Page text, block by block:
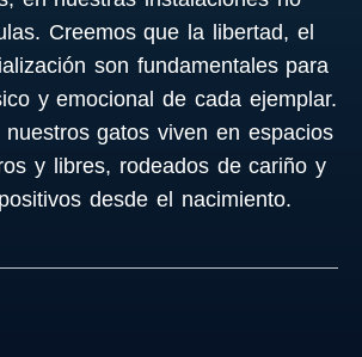
Creemos que la libertad, el
son fundamentales para
y emocional de cada ejemplar.
gatos viven en espacios
y libres, rodeados de cariño y
desde el nacimiento.